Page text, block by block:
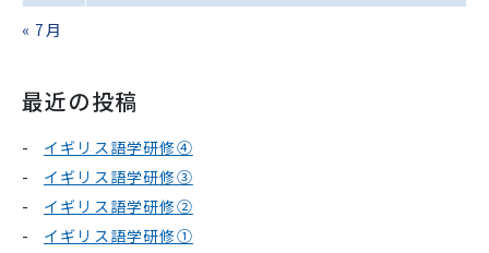
« 7月
最近の投稿
イギリス語学研修④
イギリス語学研修③
イギリス語学研修②
イギリス語学研修①